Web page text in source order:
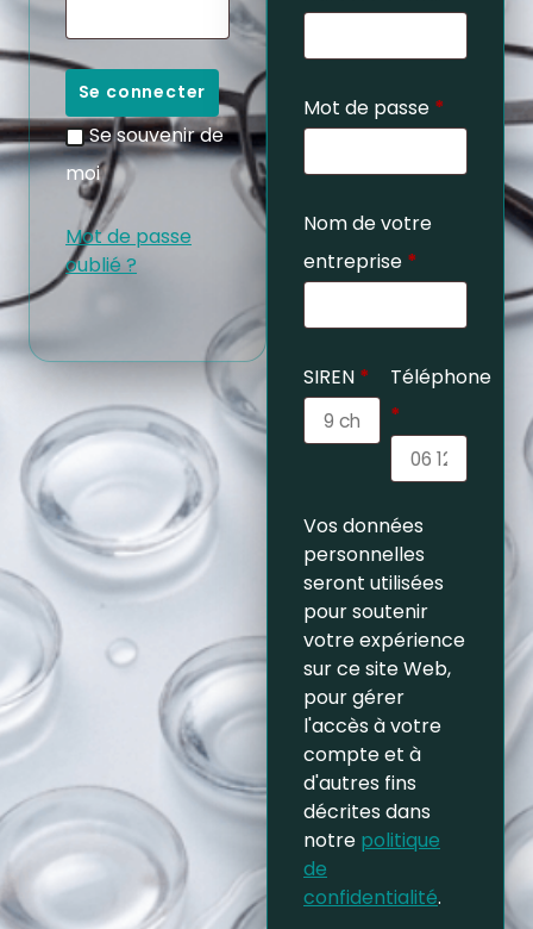
Se connecter
Se souvenir de
moi
Mot de passe
oublié ?
Mot de passe *
Nom de votre
entreprise *
SIREN *
Téléphone
*
Vos données
personnelles
seront utilisées
pour soutenir
votre expérience
sur ce site Web,
pour gérer
l'accès à votre
compte et à
d'autres fins
décrites dans
notre politique
de
confidentialité.